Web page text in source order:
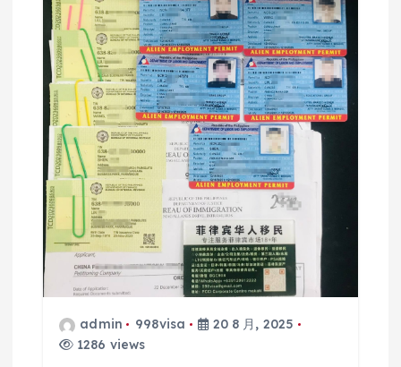
admin 998visa
20 8 月, 2025
1286 views